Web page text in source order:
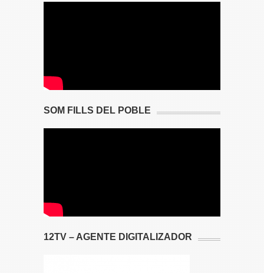
SOM FILLS DEL POBLE
12TV – AGENTE DIGITALIZADOR